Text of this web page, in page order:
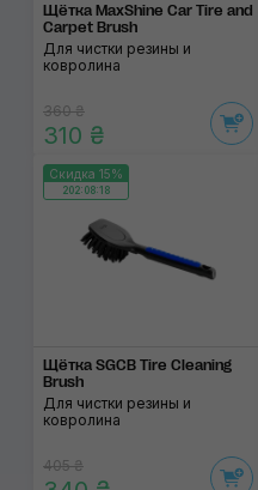
Щётка MaxShine Car Tire and
Carpet Brush
Для чистки резины и
ковролина
360 ₴
310 ₴
Скидка 15%
202:08:17
Щётка SGCB Tire Cleaning
Brush
Для чистки резины и
ковролина
405 ₴